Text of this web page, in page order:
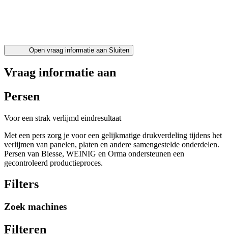
Open vraag informatie aan Sluiten
Vraag informatie aan
Persen
Voor een strak verlijmd eindresultaat
Met een pers zorg je voor een gelijkmatige drukverdeling tijdens het
verlijmen van panelen, platen en andere samengestelde onderdelen.
Persen van Biesse, WEINIG en Orma ondersteunen een
gecontroleerd productieproces.
Filters
Zoek machines
Filteren